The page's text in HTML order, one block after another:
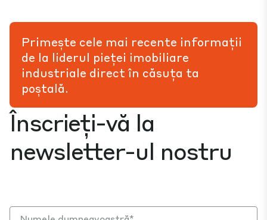
Înscrieți-vă la
newsletter-ul nostru
Primește cele mai recente informații
de la liderul pieței imobiliare
industriale direct în căsuța ta
poștală.